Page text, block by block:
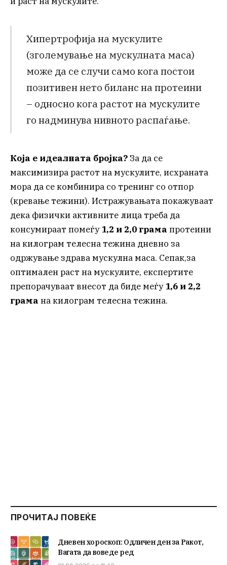
Хипертрофија на мускулите
(зголемување на мускулната маса)
може да се случи само кога постои
позитивен нето биланс на протеини
– односно кога растот на мускулите
го надминува нивното распаѓање.
Која е идеалната бројка? За да се
максимизира растот на мускулите, исхраната
мора да се комбинира со тренинг со отпор
(кревање тежини). Истражувањата покажуваат
дека физички активните лица треба да
консумираат помеѓу1,2 и 2,0 грама протеини
на килограм телесна тежина дневно за
одржување здрава мускулна маса. Сепак,за
оптимален раст на мускулите, експертите
препорачуваат внесот да биде меѓу1,6 и 2,2
грама на килограм телесна тежина.
ПРОЧИТАЈ ПОВЕЌЕ
Дневен хороскоп: Одличен ден за Ракот,
Вагата да воведе ред